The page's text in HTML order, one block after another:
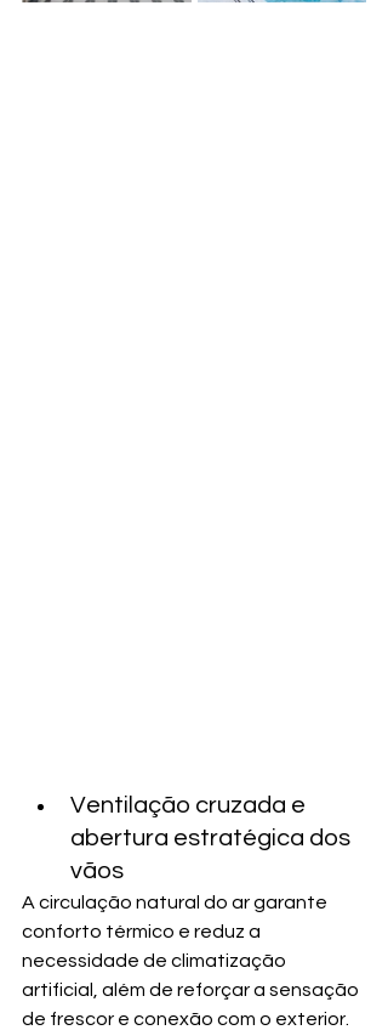
Ventilação cruzada e
abertura estratégica dos
vãos
A circulação natural do ar garante
conforto térmico e reduz a
necessidade de climatização
artificial, além de reforçar a sensação
de frescor e conexão com o exterior.